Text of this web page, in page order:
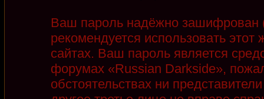
Ваш пароль надёжно зашифрован
рекомендуется использовать
сайтах. Ваш пароль является
форумах «Russian Darkside»,
обстоятельствах ни